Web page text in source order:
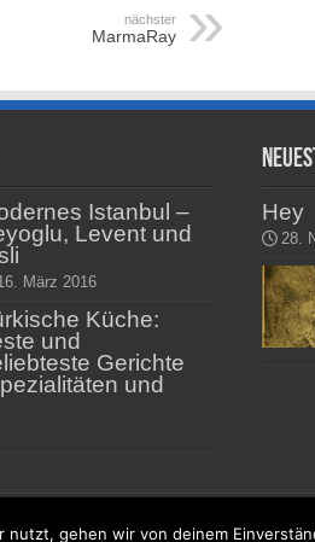
nächster
MarmaRay
Istanbul –
Levent und
März 2016
Küche:
und
Gerichte
und
Hey
28.
-Start
gehen wir von deinem